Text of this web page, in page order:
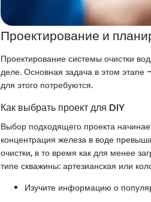
Проектирование и
Проектирование системы очистки
деле. Основная задача в этом этапе
для этого потребуются.
Как выбрать проект для DIY
Выбор подходящего проекта
концентрация железа в воде
очистки, в то время как для менее
типе скважины: артезианская или
Изучите информацию о